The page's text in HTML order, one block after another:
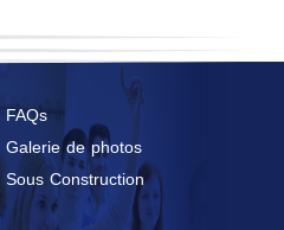
FAQs
Galerie de photos
Sous Construction